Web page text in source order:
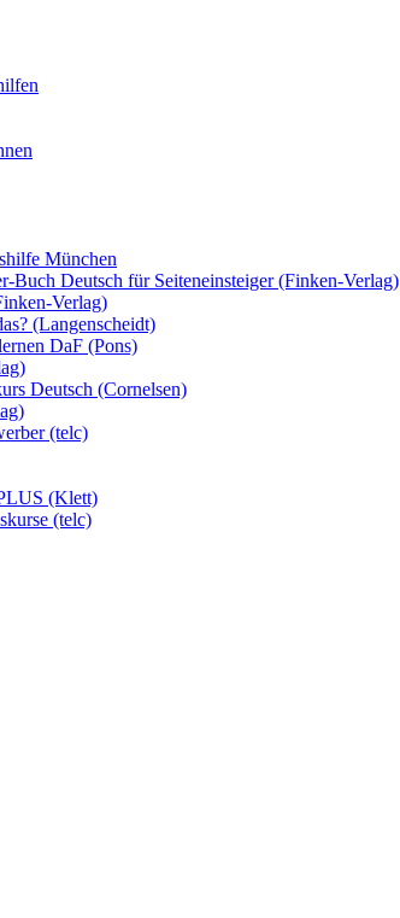
München
Deutsch für Seiteneinsteiger (Finken-Verlag)
Verlag)
(Langenscheidt)
DaF (Pons)
Deutsch (Cornelsen)
(telc)
(Klett)
(telc)